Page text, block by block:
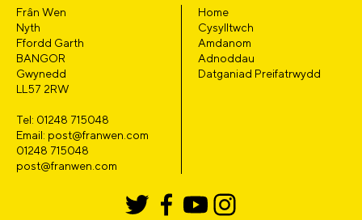
Frân Wen
Nyth
Ffordd Garth
BANGOR
Gwynedd
LL57 2RW
Tel: 01248 715048
Email: post@franwen.com
01248 715048
post@franwen.com
Home
Cysylltwch
Amdanom
Adnoddau
Datganiad Preifatrwydd